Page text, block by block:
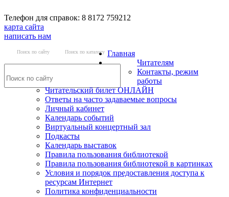
Телефон для справок: 8 8172 759212
карта сайта
написать нам
Поиск по сайту Поиск по каталогу Главная
Читателям
Контакты, режим
работы
Читательский билет ОНЛАЙН
Ответы на часто задаваемые вопросы
Личный кабинет
Календарь событий
Виртуальный концертный зал
Подкасты
Календарь выставок
Правила пользования библиотекой
Правила пользования библиотекой в картинках
Условия и порядок предоставления доступа к
ресурсам Интернет
Политика конфиденциальности